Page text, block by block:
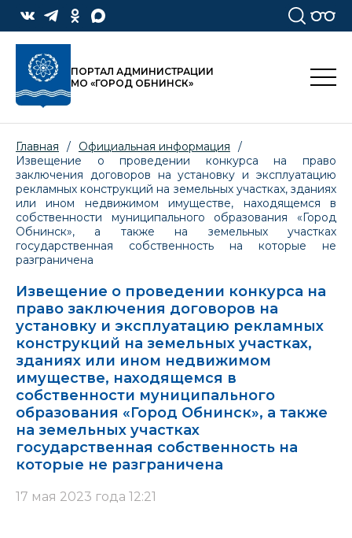
ПОРТАЛ АДМИНИСТРАЦИИ
МО «ГОРОД ОБНИНСК»
Главная / Официальная информация
/
Извещение о проведении конкурса на право
заключения договоров на установку и эксплуатацию
рекламных конструкций на земельных участках, зданиях
или ином недвижимом имуществе, находящемся в
собственности муниципального образования «Город
Обнинск», а также на земельных участках
государственная собственность на которые не
разграничена
Извещение о проведении конкурса на
право заключения договоров на
установку и эксплуатацию рекламных
конструкций на земельных участках,
зданиях или ином недвижимом
имуществе, находящемся в
собственности муниципального
образования «Город Обнинск», а также
на земельных участках
государственная собственность на
которые не разграничена
17 мая 2023 года 12:21